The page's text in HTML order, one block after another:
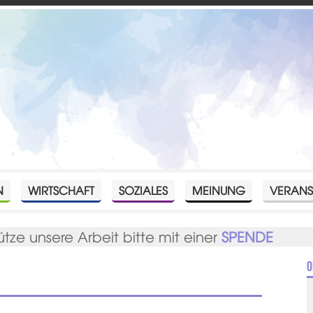
WIRTSCHAFT SOZIALES MEINUNG
unsere Arbeit bitte mit einerSPENDE